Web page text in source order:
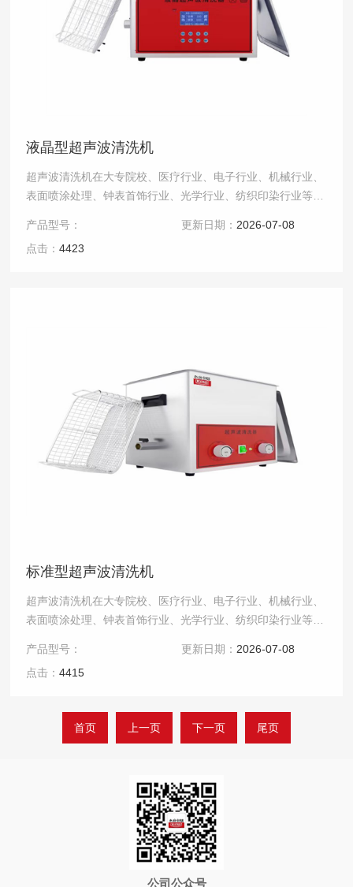
液晶型超声波清洗机
超声波清洗机在大专院校、医疗行业、电子行业、机械行业、
表面喷涂处理、钟表首饰行业、光学行业、纺织印染行业等均
果.....
产品型号： 更新日期： 2026-07-08
点击：4423
标准型超声波清洗机
超声波清洗机在大专院校、医疗行业、电子行业、机械行业、
表面喷涂处理、钟表首饰行业、光学行业、纺织印染行业等均
果.....
产品型号： 更新日期： 2026-07-08
点击：4415
首页 上一页 下一页 尾页
公司公众号